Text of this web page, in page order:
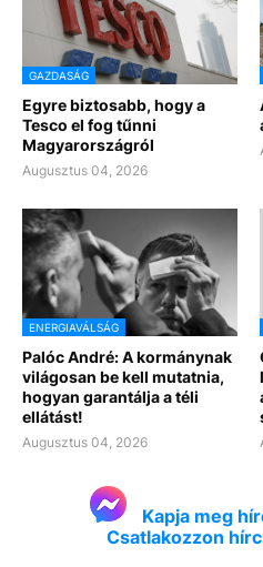
GAZDASÁG
Egyre biztosabb, hogy a
Tesco el fog tűnni
Magyarországról
Augusztus 04, 2026
ENERGIAVÁLSÁG
Palóc André: A kormánynak
világosan be kell mutatnia,
hogyan garantálja a téli
ellátást!
Augusztus 04, 2026
Kapja meg
Csatlakozzon